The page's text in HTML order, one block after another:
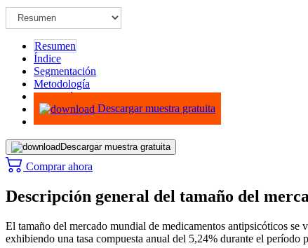
Resumen
Índice
Segmentación
Metodología
Infografías
Descargar muestra gratuita
Descargar muestra gratuita
Comprar ahora
Descripción general del tamaño del
El tamaño del mercado mundial de medicamentos antipsicóticos se
exhibiendo una tasa compuesta anual del 5,24% durante el